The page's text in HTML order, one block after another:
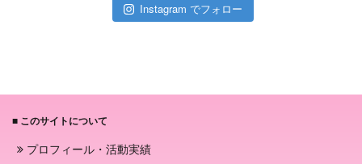
Instagram でフォロー
■ このサイトについて
プロフィール・活動実績